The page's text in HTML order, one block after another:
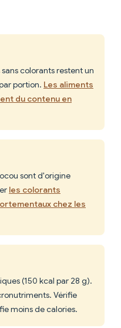
colorants restent un
portion. Les aliments
du contenu en
sont d'origine
les colorants
chez les
(150 kcal par 28 g).
Vérifie
moins de calories.